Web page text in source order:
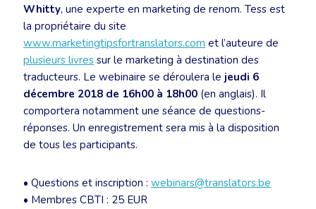
Whitty, une experte en marketing de renom. Tess est
la propriétaire du site
www.marketingtipsfortranslators.com et l’auteure de
plusieurs livres sur le marketing à destination des
traducteurs. Le webinaire se déroulera le jeudi 6
décembre 2018 de 16h00 à 18h00 (en anglais). Il
comportera notamment une séance de questions-
réponses. Un enregistrement sera mis à la disposition
de tous les participants.
• Questions et inscription : webinars@translators.be
• Membres CBTI : 25 EUR